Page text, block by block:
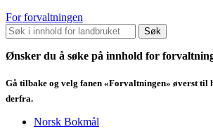
For forvaltningen
Søk
Ønsker du å søke på innhold for
Gå tilbake og velg fanen «Forvaltningen» øverst til
derfra.
Norsk Bokmål